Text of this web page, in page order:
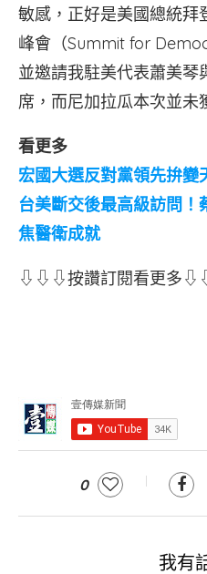
敏感，正好是美國總統
峰會（Summit for
並邀請我駐美代表蕭美琴
席，而尼加拉瓜本次並未
看更多
宏國大選反對黨領先拚變
台美斷交後最高級訪問
焦醫衛成就
⇩⇩⇩按讚訂閱看更多
0
我有